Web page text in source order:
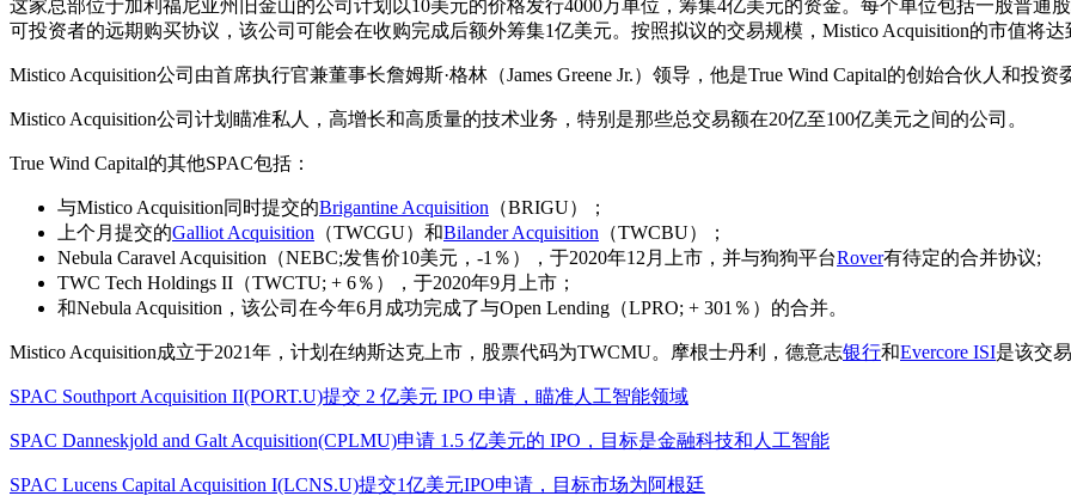
这家总部位于加利福尼亚州旧金山的公司计划以10美元的价格发行4000万单位，筹集4亿美元的资金。每个单位包括一股普通
可投资者的远期购买协议，该公司可能会在收购完成后额外筹集1亿美元。按照拟议的交易规模，Mistico Acquisition的市值将达
Mistico Acquisition公司由首席执行官兼董事长詹姆斯·格林（James Greene Jr.）领导，他是True Wind Capital的创始合伙人和投资
Mistico Acquisition公司计划瞄准私人，高增长和高质量的技术业务，特别是那些总交易额在20亿至100亿美元之间的公司。
True Wind Capital的其他SPAC包括：
与Mistico Acquisition同时提交的Brigantine Acquisition （BRIGU）；
上个月提交的Galliot Acquisition （TWCGU）和Bilander Acquisition （TWCBU）；
Nebula Caravel Acquisition（NEBC;发售价10美元，-1％），于2020年12月上市，并与狗狗平台Rover有待定的合并协议;
TWC Tech Holdings II（TWCTU; + 6％），于2020年9月上市；
和Nebula Acquisition，该公司在今年6月成功完成了与Open Lending（LPRO; + 301％）的合并。
Mistico Acquisition成立于2021年，计划在纳斯达克上市，股票代码为TWCMU。摩根士丹利，德意志银行和Evercore ISI是该交
SPAC Southport Acquisition II(PORT.U)提交 2 亿美元 IPO 申请，瞄准人工智能领域
SPAC Danneskjold and Galt Acquisition(CPLMU)申请 1.5 亿美元的 IPO，目标是金融科技和人工智能
SPAC Lucens Capital Acquisition I(LCNS.U)提交1亿美元IPO申请，目标市场为阿根廷